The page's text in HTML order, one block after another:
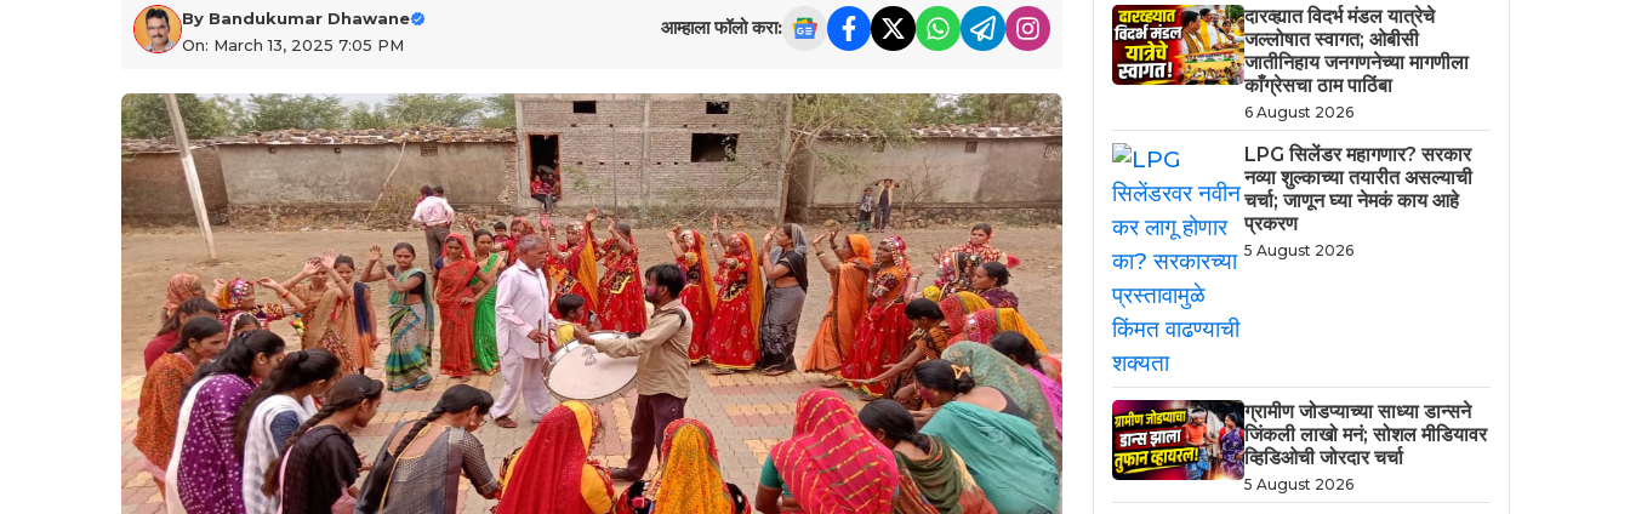
By Bandukumar Dhawane
On: March 13, 2025 7:05 PM
आम्हाला फॉलो करा:
दारव्ह्यात विदर्भ मंडल यात्रेचे
जल्लोषात स्वागत; ओबीसी
जातीनिहाय जनगणनेच्या मागणीला
काँग्रेसचा ठाम पाठिंबा
6 August 2026
LPG सिलेंडर महागणार? सरकार
नव्या शुल्काच्या तयारीत असल्याची
चर्चा; जाणून घ्या नेमकं काय आहे
प्रकरण
5 August 2026
ग्रामीण जोडप्याच्या साध्या डान्सने
जिंकली लाखो मनं; सोशल मीडियावर
व्हिडिओची जोरदार चर्चा
5 August 2026